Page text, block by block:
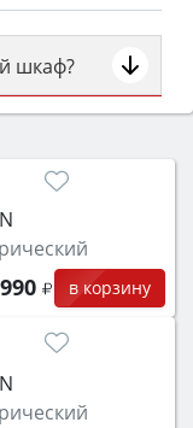
шкаф?
или
для семьи,
в корзину